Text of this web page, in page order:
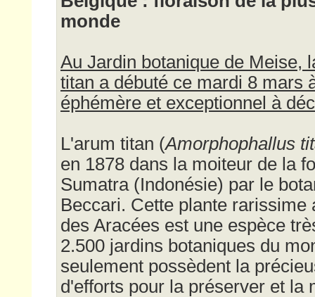
monde
Au Jardin botanique de Meise,
titan a débuté ce mardi 8 mars
éphémère et exceptionnel à
L'arum titan (Amorphophallus
en 1878 dans la moiteur de la
Sumatra (Indonésie) par le
Beccari. Cette plante rarissime
des Aracées est une espèce
2.500 jardins botaniques du
seulement possèdent la
d'efforts pour la préserver et la